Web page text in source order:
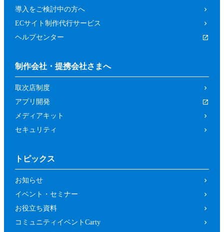
導入をご検討中の方へ
ECサイト制作代行サービス
ヘルプセンター
制作会社・提携会社さまへ
取次店制度
アプリ開発
メディアキット
セキュリティ
トピックス
お知らせ
イベント・セミナー
お役立ち資料
コミュニティイベントCarty